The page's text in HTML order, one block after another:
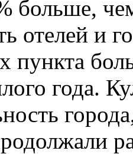
больше,
отелей и
пункта
года.